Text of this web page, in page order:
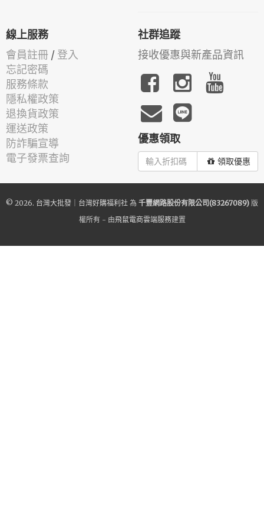
線上服務
會員註冊 / 登入
忘記密碼
服務條款
隱私權政策
退換貨政策
運送政策
防詐騙宣導
電子發票查詢
社群追蹤
接收優惠與新產品資訊
優惠領取
領取優惠
© 2026. 台灣大批發｜台灣好購福利社 為 千豐網路股份有限公司(83267089) 版
權所有 - 由飛鼠電商雲端服務建置